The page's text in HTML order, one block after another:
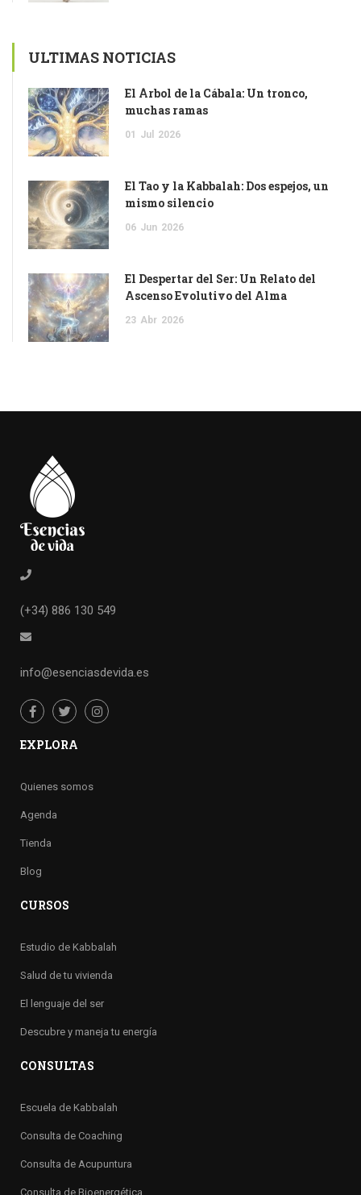
ULTIMAS NOTICIAS
El Árbol de la Cábala: Un tronco,
muchas ramas
01 Jul 2026
El Tao y la Kabbalah: Dos espejos, un
mismo silencio
06 Jun 2026
El Despertar del Ser: Un Relato del
Ascenso Evolutivo del Alma
23 Abr 2026
(+34) 886 130 549
info@esenciasdevida.es
EXPLORA
Quienes somos
Agenda
Tienda
Blog
CURSOS
Estudio de Kabbalah
Salud de tu vivienda
El lenguaje del ser
Descubre y maneja tu energía
CONSULTAS
Escuela de Kabbalah
Consulta de Coaching
Consulta de Acupuntura
Consulta de Bioenergética